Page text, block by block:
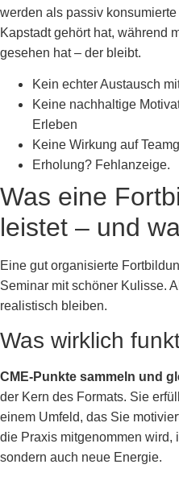
werden als passiv
Kapstadt gehört hat, während
gesehen hat – der bleibt.
Kein echter Austausch
Keine nachhaltige
Erleben
Keine Wirkung auf
Erholung? Fehlanzeige.
Was eine
leistet – und
Eine gut organisierte
Seminar mit schöner Kulisse.
realistisch bleiben.
Was wirklich
CME-Punkte sammeln und
der Kern des Formats. Sie
einem Umfeld, das Sie
die Praxis mitgenommen wird,
sondern auch neue Energie.